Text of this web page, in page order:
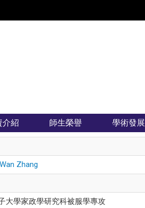
介紹 師生榮譽 學術發展
Zhang
大學家政學研究科被服學專攻